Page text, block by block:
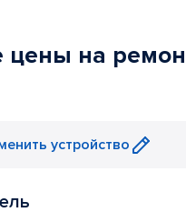
цены на
устройство